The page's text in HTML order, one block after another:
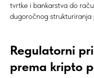
tvrtke i bankarstva do
dugoročnog strukturiranja
Regulatorni
prema kripto